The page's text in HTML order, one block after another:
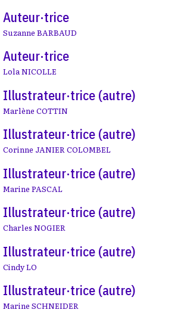
Auteur·trice
Suzanne BARBAUD
Auteur·trice
Lola NICOLLE
Illustrateur·trice (autre)
Marlène COTTIN
Illustrateur·trice (autre)
Corinne JANIER COLOMBEL
Illustrateur·trice (autre)
Marine PASCAL
Illustrateur·trice (autre)
Charles NOGIER
Illustrateur·trice (autre)
Cindy LO
Illustrateur·trice (autre)
Marine SCHNEIDER